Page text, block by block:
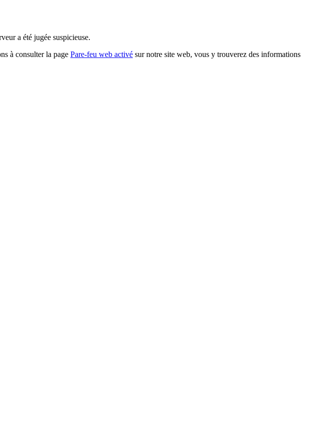
a été jugée suspicieuse.
à consulter la page Pare-feu web activé sur notre site web, vous y trouverez des informations